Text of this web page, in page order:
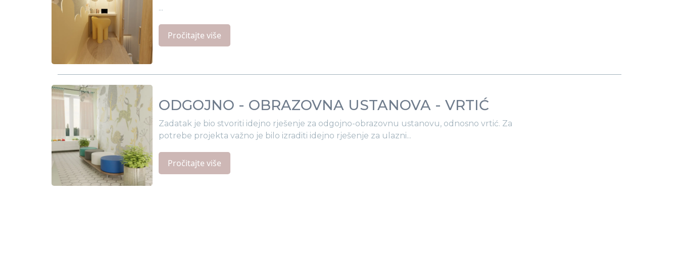
...
Pročitajte više
ODGOJNO - OBRAZOVNA USTANOVA - VRTIĆ
Zadatak je bio stvoriti idejno rješenje za odgojno-obrazovnu ustanovu, odnosno vrtić. Za
potrebe projekta važno je bilo izraditi idejno rješenje za ulazni...
Pročitajte više